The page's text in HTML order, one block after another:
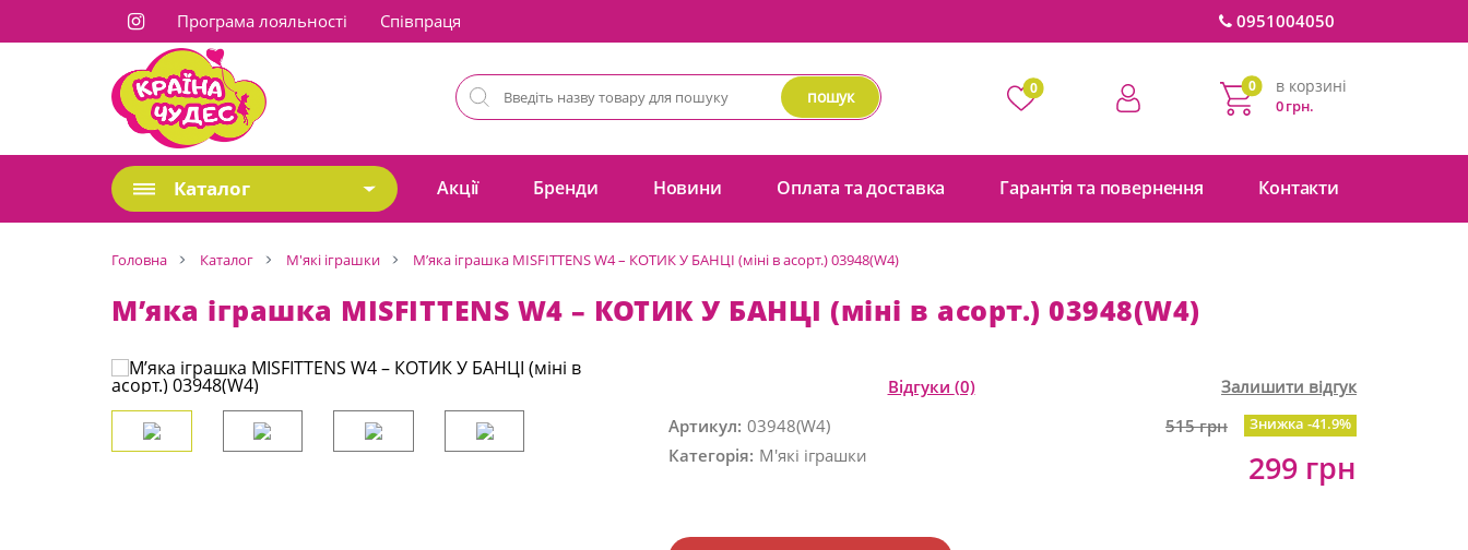
Програма лояльності Cпівпраця 0951004050
пошук 0 0 в корзині
0 грн.
Каталог Акції Бренди Новини Оплата та доставка Гарантія та повернення Контакти
Головна Каталог М'які іграшки М’яка іграшка MISFITTENS W4 – КОТИК У БАНЦІ (міні в асорт.) 03948(W4)
М’яка іграшка MISFITTENS W4 – КОТИК У БАНЦІ (міні в асорт.) 03948(W4)
Відгуки (0)
Залишити відгук
Артикул: 03948(W4)
Категорія: М'які іграшки
515 грн Знижка -41.9%
299 грн